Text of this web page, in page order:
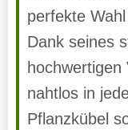
perfekte
Dank seines
nahtlos in
Pflanzkübel